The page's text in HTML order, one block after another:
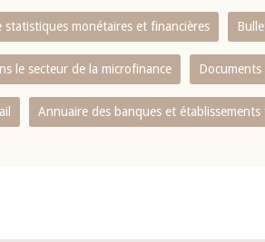
statistiques monétaires et financières
le secteur de la microfinance Documents
Annuaire des banques et établissements